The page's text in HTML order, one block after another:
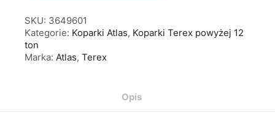
SKU: 3649601
Kategorie: Koparki Atlas, Koparki Terex powyżej 12
ton
Marka: Atlas, Terex
Opis